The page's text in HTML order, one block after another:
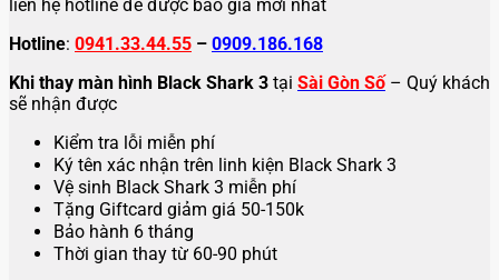
liên hệ hotline để được báo giá mới nhất
Hotline: 0941.33.44.55 – 0909.186.168
Khi thay màn hình Black Shark 3 tại Sài Gòn Số– Quý khách
sẽ nhận được
Kiểm tra lỗi miễn phí
Ký tên xác nhận trên linh kiện Black Shark 3
Vệ sinh Black Shark 3 miễn phí
Tặng Giftcard giảm giá 50-150k
Bảo hành 6 tháng
Thời gian thay từ 60-90 phút